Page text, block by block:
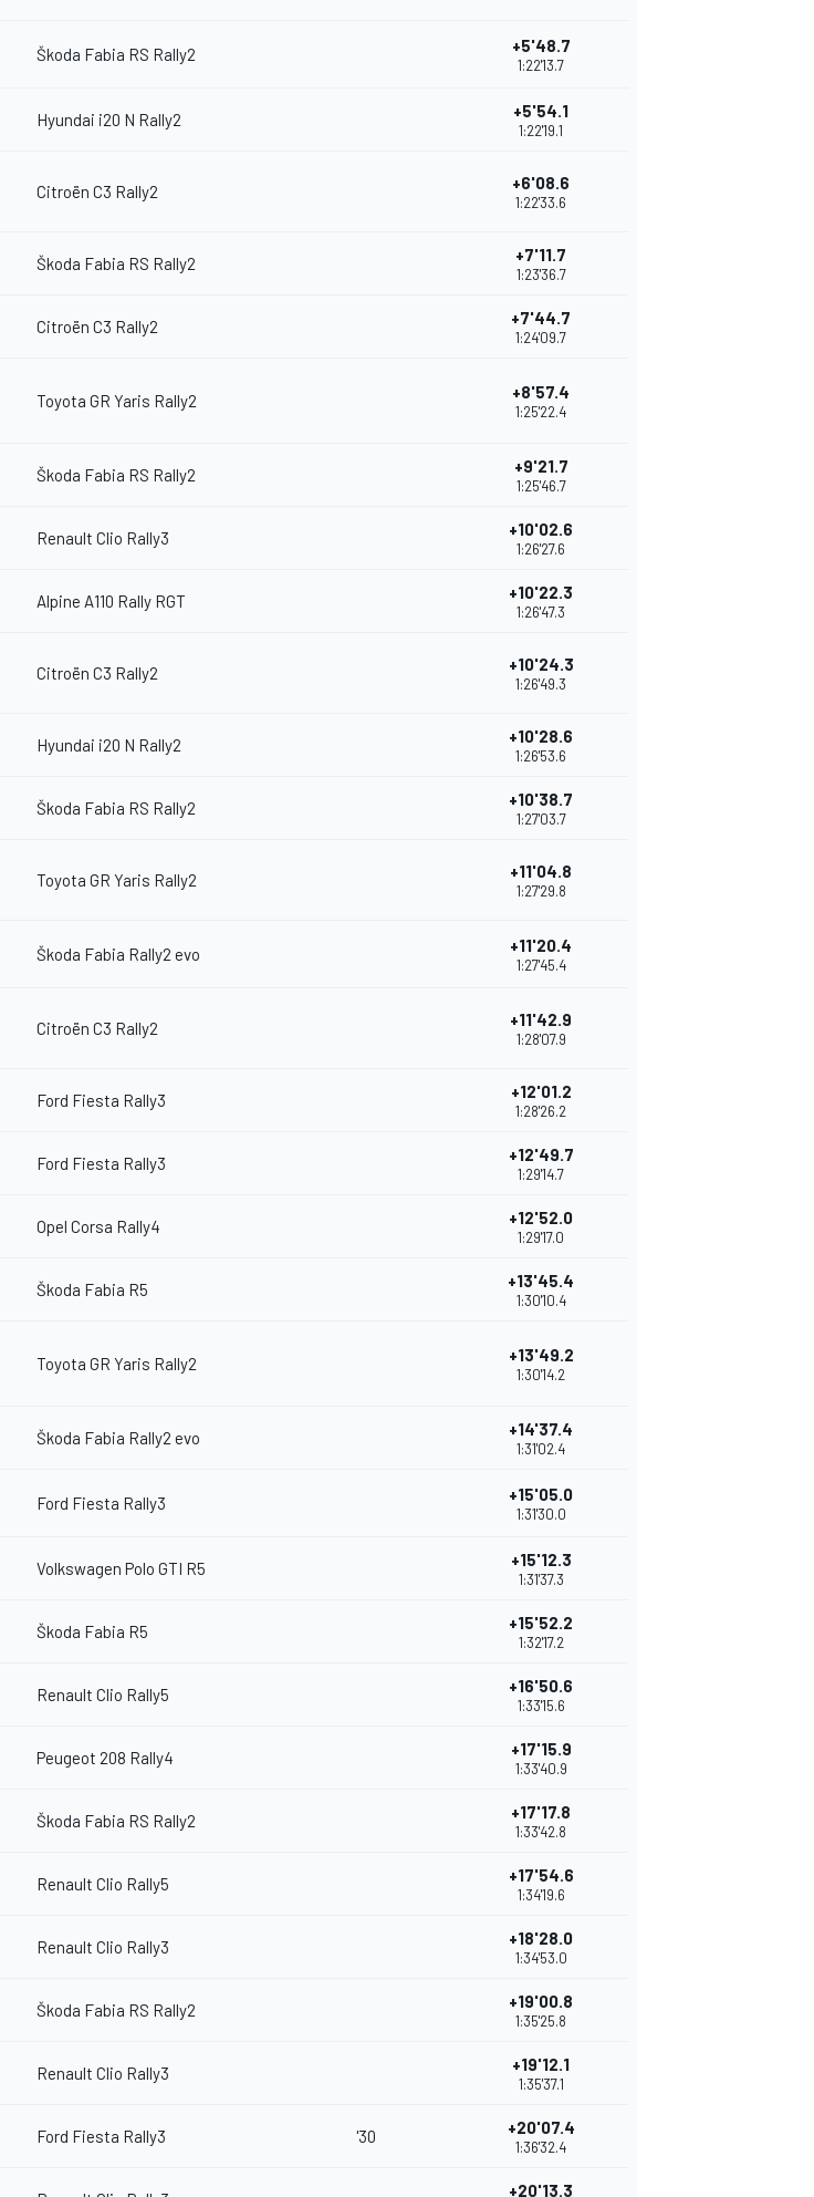
Škoda Fabia RS Rally2 +5'48.7
1:22'13.7
Hyundai i20 N Rally2 +5'54.1
1:22'19.1
Citroën C3 Rally2 +6'08.6
1:22'33.6
Škoda Fabia RS Rally2 +7'11.7
1:23'36.7
Citroën C3 Rally2 +7'44.7
1:24'09.7
Toyota GR Yaris Rally2 +8'57.4
1:25'22.4
Škoda Fabia RS Rally2 +9'21.7
1:25'46.7
Renault Clio Rally3 +10'02.6
1:26'27.6
Alpine A110 Rally RGT +10'22.3
1:26'47.3
Citroën C3 Rally2 +10'24.3
1:26'49.3
Hyundai i20 N Rally2 +10'28.6
1:26'53.6
Škoda Fabia RS Rally2 +10'38.7
1:27'03.7
Toyota GR Yaris Rally2 +11'04.8
1:27'29.8
Škoda Fabia Rally2 evo +11'20.4
1:27'45.4
Citroën C3 Rally2 +11'42.9
1:28'07.9
Ford Fiesta Rally3 +12'01.2
1:28'26.2
Ford Fiesta Rally3 +12'49.7
1:29'14.7
Opel Corsa Rally4 +12'52.0
1:29'17.0
Škoda Fabia R5 +13'45.4
1:30'10.4
Toyota GR Yaris Rally2 +13'49.2
1:30'14.2
Škoda Fabia Rally2 evo +14'37.4
1:31'02.4
Ford Fiesta Rally3 +15'05.0
1:31'30.0
Volkswagen Polo GTI R5 +15'12.3
1:31'37.3
Škoda Fabia R5 +15'52.2
1:32'17.2
Renault Clio Rally5 +16'50.6
1:33'15.6
Peugeot 208 Rally4 +17'15.9
1:33'40.9
Škoda Fabia RS Rally2 +17'17.8
1:33'42.8
Renault Clio Rally5 +17'54.6
1:34'19.6
Renault Clio Rally3 +18'28.0
1:34'53.0
Škoda Fabia RS Rally2 +19'00.8
1:35'25.8
Renault Clio Rally3 +19'12.1
1:35'37.1
Ford Fiesta Rally3 '30 +20'07.4
1:36'32.4
+20'13.3